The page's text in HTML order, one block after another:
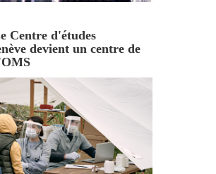
Centre d'études
devient un centre de